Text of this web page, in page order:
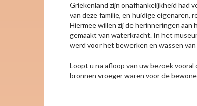
Griekenland zijn onafhankelijkheid had
van deze familie, en huidige eigenaren,
Hiermee willen zij de herinneringen
gemaakt van waterkracht. In het
werd voor het bewerken en wassen
Loopt u na afloop van uw bezoek
bronnen vroeger waren voor de